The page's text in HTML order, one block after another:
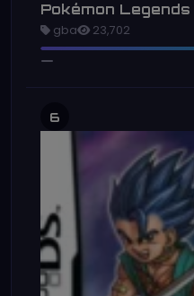
Pokémon
gba 23,702
6